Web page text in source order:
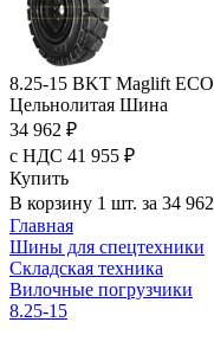
8.25-15 BKT Maglift
Цельнолитая Шина
34 962 ₽
с НДС 41 955 ₽
Купить
В корзину 1 шт. за 34
Главная
Шины для спецтехники
Складская техника
Вилочные погрузчики
8.25-15